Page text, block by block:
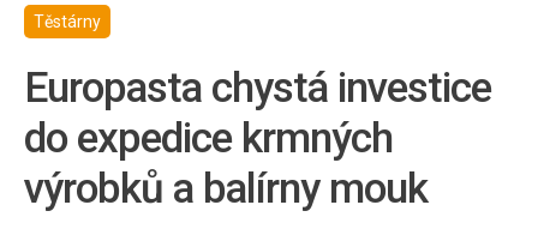
Těstárny
Europasta chystá investice
do expedice krmných
výrobků a balírny mouk